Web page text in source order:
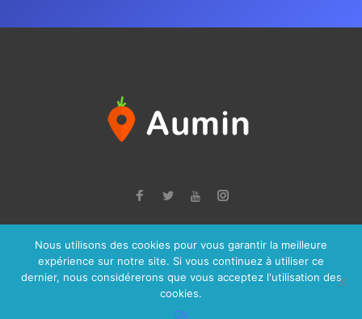
© 2026 Aumin, Tous droits réservés à la société JCPP Informatique -
Mentions Légales
Nous utilisons des cookies pour vous garantir la meilleure
expérience sur notre site. Si vous continuez à utiliser ce
dernier, nous considérerons que vous acceptez l'utilisation des
cookies.
Ok